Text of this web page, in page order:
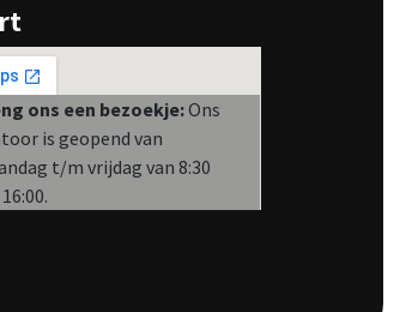
ons een bezoekje:Ons
is geopend van
t/m vrijdag van 8:30